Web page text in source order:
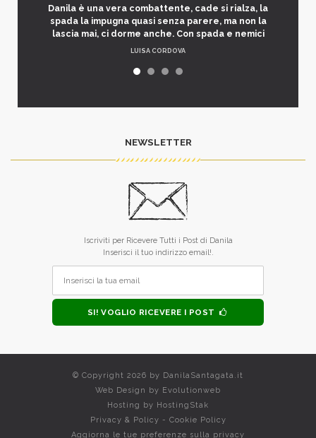
Danila è una vera combattente, cade si rialza, la
spada la impugna quasi senza parere, ma non la
lascia mai, ci dorme anche. Con spada e nemici
LUISA CORDOVA
NEWSLETTER
Iscriviti per Ricevere Tutti i Post di Danila
Inserisci il tuo indirizzo email!.
SI! VOGLIO RICEVERE I POST
© Copyright 2026 by DanilaSantagata.it
Web Design by Evolutionweb
Hosting by HostingStak
Privacy & Policy - Cookie Policy
Aggiorna le tue preferenze sulla privacy